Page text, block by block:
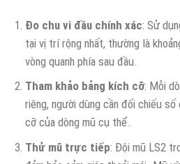
Đo chu vi đầu chính xác: Sử
tại vị trí rộng nhất, thường là
vòng quanh phía sau đầu.
Tham khảo bảng kích cỡ: Mỗi
riêng, người dùng cần đối chiếu
cỡ của dòng mũ cụ thể.
Thử mũ trực tiếp: Đội mũ LS2